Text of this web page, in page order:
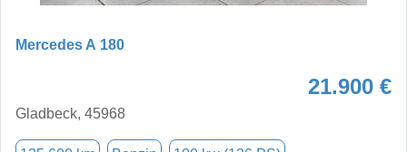
Mercedes A 180
21.900 €
Gladbeck, 45968